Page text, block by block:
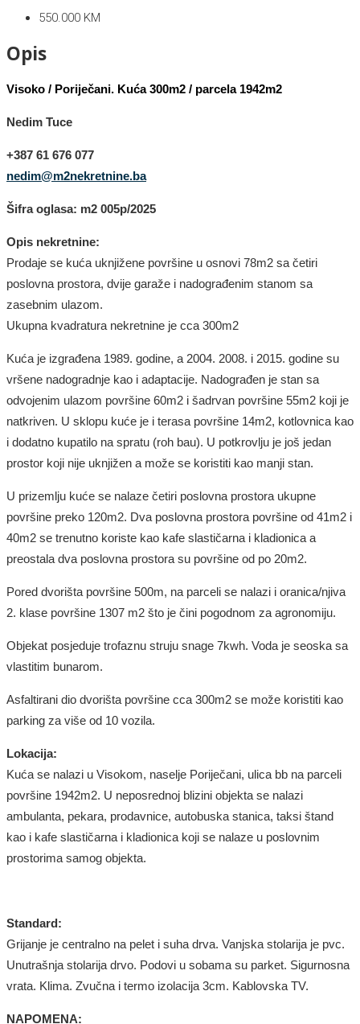
550.000 KM
Opis
Visoko / Poriječani. Kuća 300m2 / parcela 1942m2
Nedim Tuce
+387 61 676 077
nedim@m2nekretnine.ba
Šifra oglasa: m2 005p/2025
Opis nekretnine:
Prodaje se kuća uknjižene površine u osnovi 78m2 sa četiri
poslovna prostora, dvije garaže i nadograđenim stanom sa
zasebnim ulazom.
Ukupna kvadratura nekretnine je cca 300m2
Kuća je izgrađena 1989. godine, a 2004. 2008. i 2015. godine su
vršene nadogradnje kao i adaptacije. Nadograđen je stan sa
odvojenim ulazom površine 60m2 i šadrvan površine 55m2 koji je
natkriven. U sklopu kuće je i terasa površine 14m2, kotlovnica kao
i dodatno kupatilo na spratu (roh bau). U potkrovlju je još jedan
prostor koji nije uknjižen a može se koristiti kao manji stan.
U prizemlju kuće se nalaze četiri poslovna prostora ukupne
površine preko 120m2. Dva poslovna prostora površine od 41m2 i
40m2 se trenutno koriste kao kafe slastičarna i kladionica a
preostala dva poslovna prostora su površine od po 20m2.
Pored dvorišta površine 500m, na parceli se nalazi i oranica/njiva
2. klase površine 1307 m2 što je čini pogodnom za agronomiju.
Objekat posjeduje trofaznu struju snage 7kwh. Voda je seoska sa
vlastitim bunarom.
Asfaltirani dio dvorišta površine cca 300m2 se može koristiti kao
parking za više od 10 vozila.
Lokacija:
Kuća se nalazi u Visokom, naselje Poriječani, ulica bb na parceli
površine 1942m2. U neposrednoj blizini objekta se nalazi
ambulanta, pekara, prodavnice, autobuska stanica, taksi štand
kao i kafe slastičarna i kladionica koji se nalaze u poslovnim
prostorima samog objekta.
Standard:
Grijanje je centralno na pelet i suha drva. Vanjska stolarija je pvc.
Unutrašnja stolarija drvo. Podovi u sobama su parket. Sigurnosna
vrata. Klima. Zvučna i termo izolacija 3cm. Kablovska TV.
NAPOMENA: